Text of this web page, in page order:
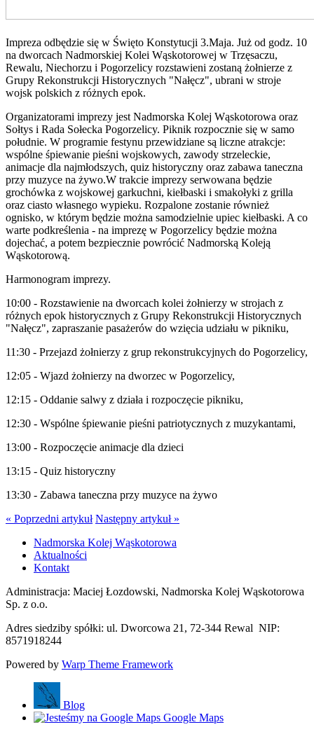
Impreza odbędzie się w Święto Konstytucji 3.Maja. Już od godz. 10
na dworcach Nadmorskiej Kolei Wąskotorowej w Trzęsaczu,
Rewalu, Niechorzu i Pogorzelicy rozstawieni zostaną żołnierze z
Grupy Rekonstrukcji Historycznych "Nałęcz", ubrani w stroje
wojsk polskich z różnych epok.
Organizatorami imprezy jest Nadmorska Kolej Wąskotorowa oraz
Sołtys i Rada Sołecka Pogorzelicy. Piknik rozpocznie się w samo
południe. W programie festynu przewidziane są liczne atrakcje:
wspólne śpiewanie pieśni wojskowych, zawody strzeleckie,
animacje dla najmłodszych, quiz historyczny oraz zabawa taneczna
przy muzyce na żywo.W trakcie imprezy serwowana będzie
grochówka z wojskowej garkuchni, kiełbaski i smakołyki z grilla
oraz ciasto własnego wypieku. Rozpalone zostanie również
ognisko, w którym będzie można samodzielnie upiec kiełbaski. A co
warte podkreślenia - na imprezę w Pogorzelicy będzie można
dojechać, a potem bezpiecznie powrócić Nadmorską Koleją
Wąskotorową.
Harmonogram imprezy.
10:00 - Rozstawienie na dworcach kolei żołnierzy w strojach z
różnych epok historycznych z Grupy Rekonstrukcji Historycznych
"Nałęcz", zapraszanie pasażerów do wzięcia udziału w pikniku,
11:30 - Przejazd żołnierzy z grup rekonstrukcyjnych do Pogorzelicy,
12:05 - Wjazd żołnierzy na dworzec w Pogorzelicy,
12:15 - Oddanie salwy z działa i rozpoczęcie pikniku,
12:30 - Wspólne śpiewanie pieśni patriotycznych z muzykantami,
13:00 - Rozpoczęcie animacje dla dzieci
13:15 - Quiz historyczny
13:30 - Zabawa taneczna przy muzyce na żywo
« Poprzedni artykuł Następny artykuł »
Nadmorska Kolej Wąskotorowa
Aktualności
Kontakt
Administracja: Maciej Łozdowski, Nadmorska Kolej Wąskotorowa
Sp. z o.o.
Adres siedziby spółki: ul. Dworcowa 21, 72-344 Rewal NIP:
8571918244
Powered by Warp Theme Framework
Blog
Google Maps